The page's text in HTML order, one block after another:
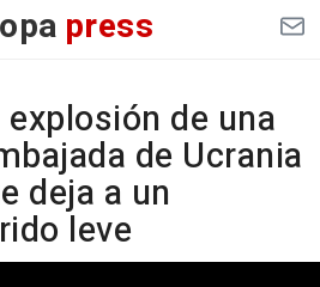
press
de una
de Ucrania
deja a un
leve